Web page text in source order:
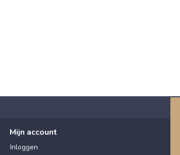
Mijn account
Inloggen